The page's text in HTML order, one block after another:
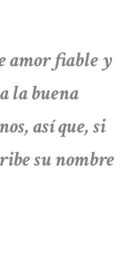
amor fiable y
la buena
así que, si
su nombre